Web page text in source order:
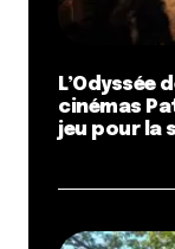
L’Odyssée
cinémas
jeu pour la